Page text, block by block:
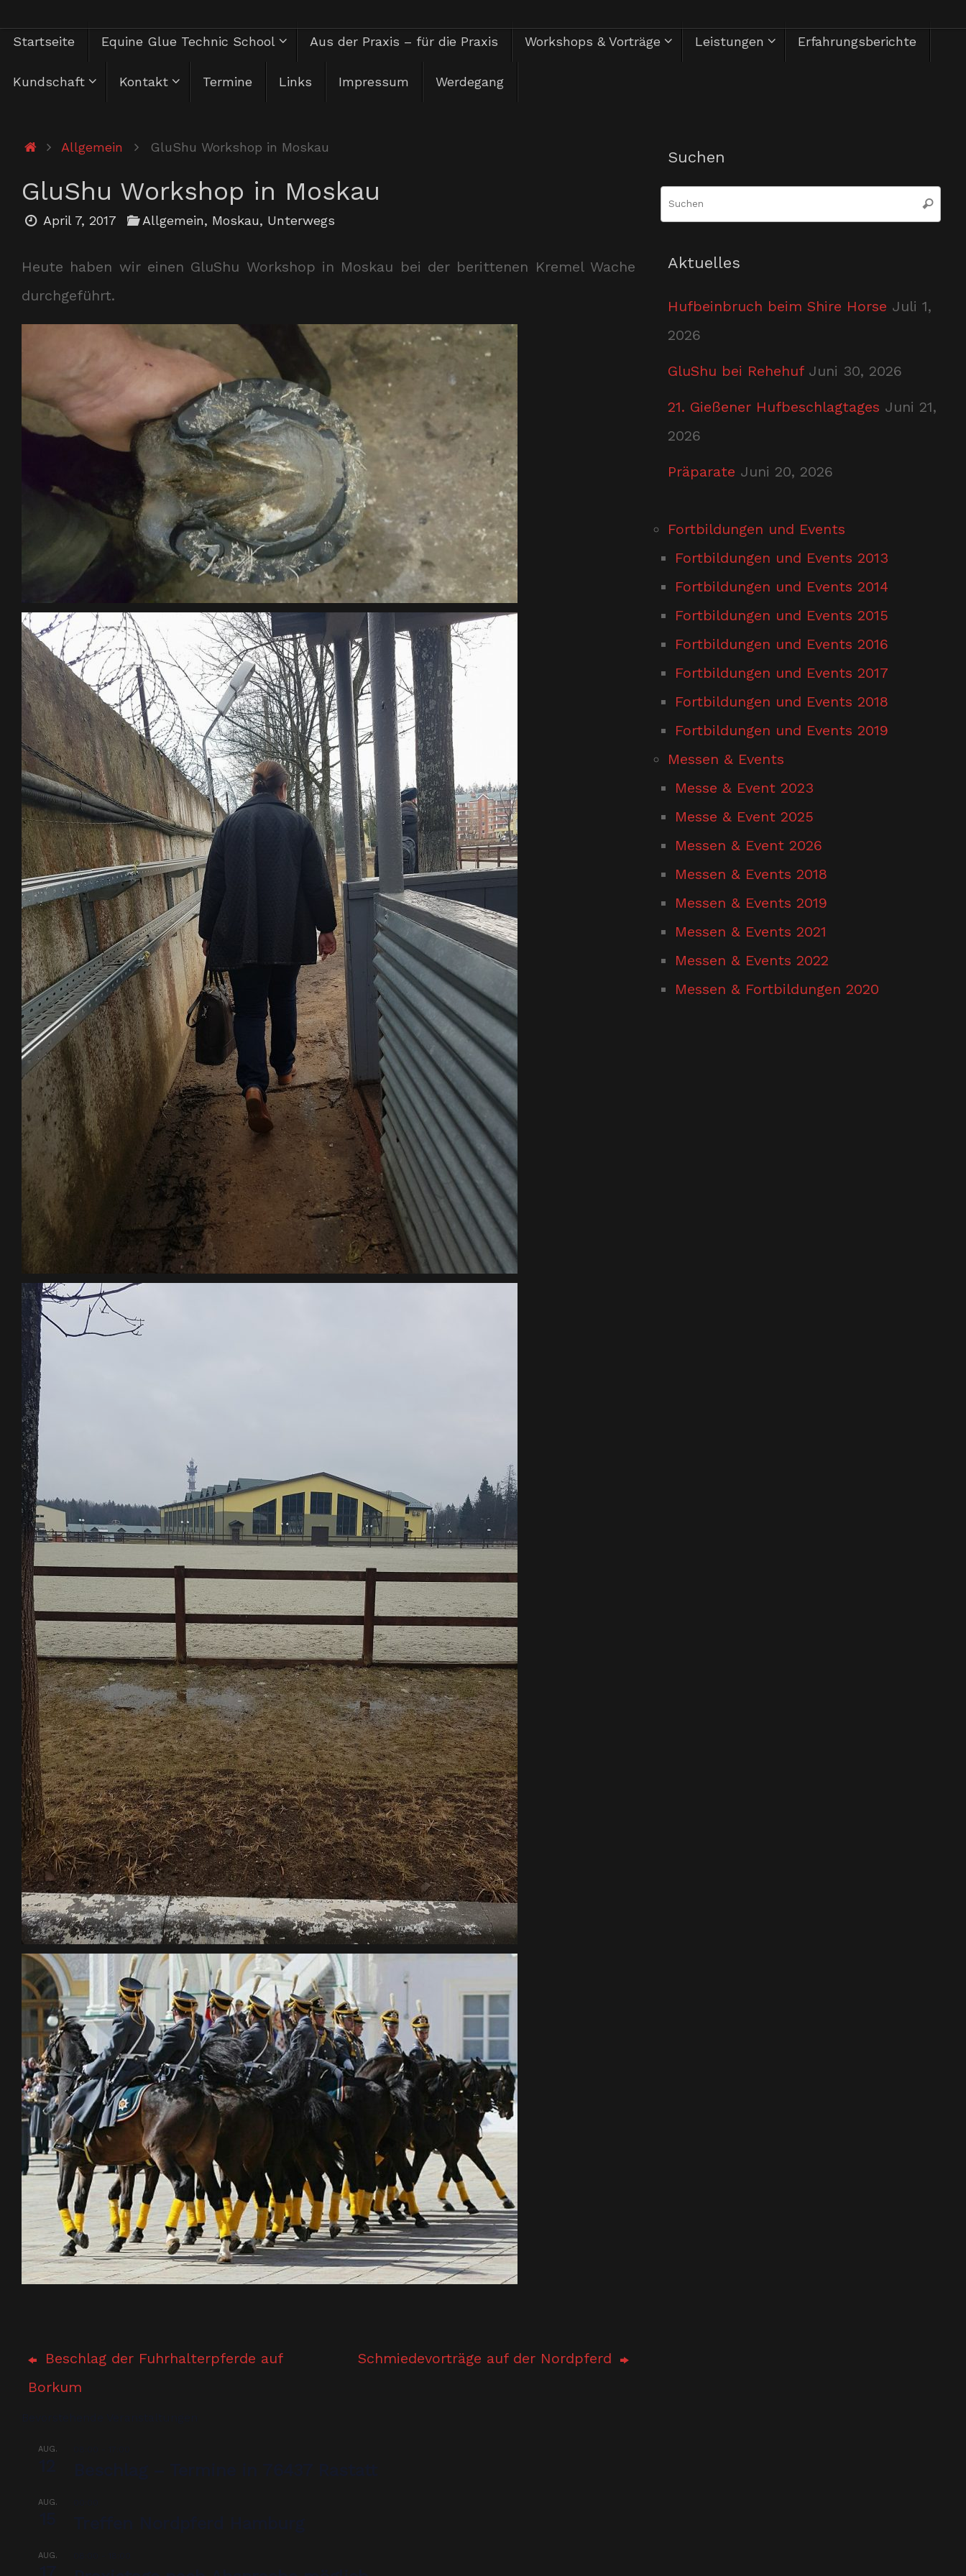
Zum
Herzlich Willkommen
Zum
InhaltStartseite Equine Glue Technic School Aus der Praxis – für die Praxis Workshops & Vorträge Leistungen Erfahrungsberichte
Kundschaft Kontakt Termine Links Impressum Werdegang
StartAllgemein GluShu Workshop in Moskau
GluShu Workshop in Moskau
April 7, 2017 Allgemein, Moskau, Unterwegs
Heute haben wir einen GluShu Workshop in Moskau bei der berittenen Kremel Wache
durchgeführt.
Beschlag der Fuhrhalterpferde auf
Borkum
Schmiedevorträge auf der Nordpferd
AUG.
AUG.
AUG.
Suchen
Suchen
Aktuelles
Hufbeinbruch beim Shire Horse Juli 1,
2026
GluShu bei Rehehuf Juni 30, 2026
21. Gießener Hufbeschlagtages Juni 21,
2026
Präparate Juni 20, 2026
Fortbildungen und Events
Fortbildungen und Events 2013
Fortbildungen und Events 2014
Fortbildungen und Events 2015
Fortbildungen und Events 2016
Fortbildungen und Events 2017
Fortbildungen und Events 2018
Fortbildungen und Events 2019
Messen & Events
Messe & Event 2023
Messe & Event 2025
Messen & Event 2026
Messen & Events 2018
Messen & Events 2019
Messen & Events 2021
Messen & Events 2022
Messen & Fortbildungen 2020